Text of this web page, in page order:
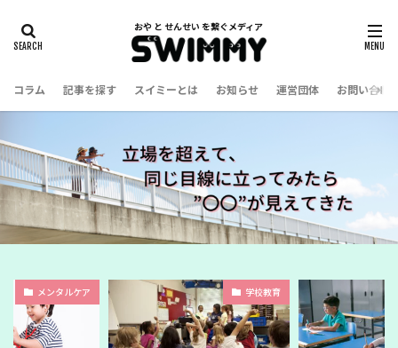
コラム 記事を探す スイミーとは お知らせ 運営団体 お問い合わ
メンタルケア 学校教育